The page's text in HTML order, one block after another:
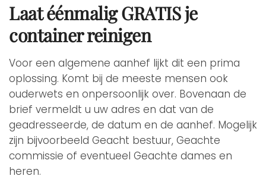
Laat éénmalig GRATIS je
container reinigen
Voor een algemene aanhef lijkt dit een prima
oplossing. Komt bij de meeste mensen ook
ouderwets en onpersoonlijk over. Bovenaan de
brief vermeldt u uw adres en dat van de
geadresseerde, de datum en de aanhef. Mogelijk
zijn bijvoorbeeld Geacht bestuur, Geachte
commissie of eventueel Geachte dames en
heren.